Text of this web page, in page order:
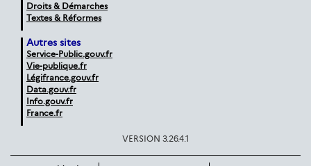
Droits & Démarches
Textes & Réformes
Autres sites
Service-Public.gouv.fr
Vie-publique.fr
Légifrance.gouv.fr
Data.gouv.fr
Info.gouv.fr
France.fr
VERSION 3.26.4.1